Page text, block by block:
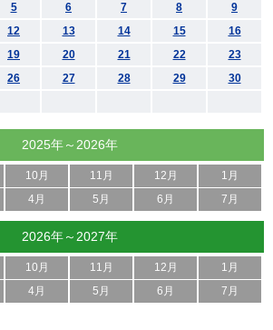
5 6 7 8
9
12 13 14 15
16
19 20 21 22
23
26 27 28 29
30
2025年～2026年
10月 11月 12月
1月
4月 5月 6月 7月
2026年～2027年
10月 11月 12月
1月
4月 5月 6月 7月